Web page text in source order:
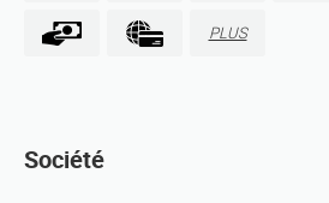
PLUS
Société